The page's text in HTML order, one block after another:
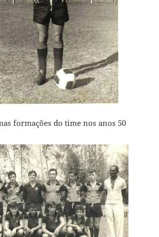
formações do time nos anos 50